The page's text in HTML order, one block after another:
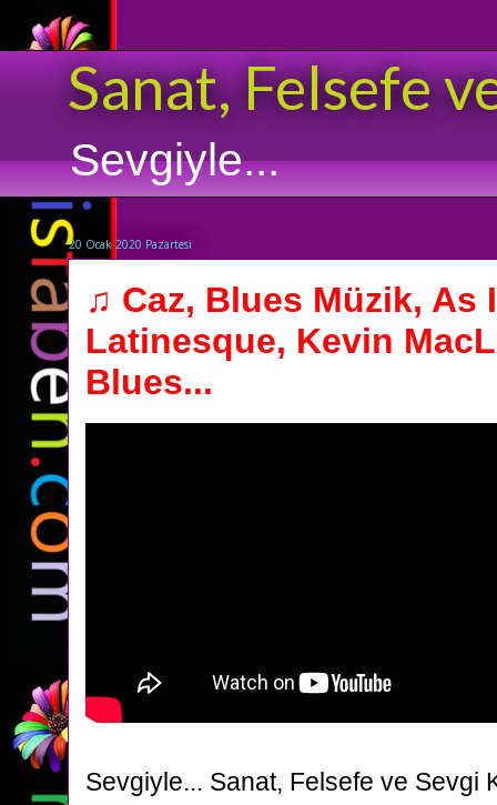
Sanat, Felsefe
Sevgiyle...
20 Ocak 2020 Pazartesi
♫ Caz, Blues Müzik, As
Latinesque, Kevin
Blues...
Sevgiyle... Sanat, Felsefe ve Sevgi